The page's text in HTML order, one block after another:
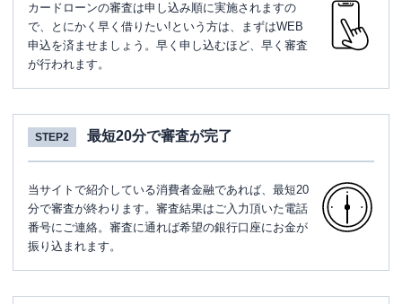
カードローンの審査は申し込み順に実施されますの
で、とにかく早く借りたい!という方は、まずはWEB
申込を済ませましょう。早く申し込むほど、早く審査
が行われます。
STEP2 最短20分で審査が完了
当サイトで紹介している消費者金融であれば、最短20
分で審査が終わります。審査結果はご入力頂いた電話
番号にご連絡。審査に通れば希望の銀行口座にお金が
振り込まれます。